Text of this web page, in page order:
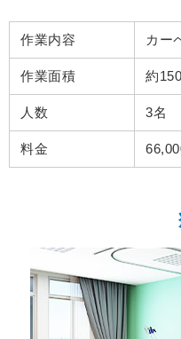
作業内容 カー
作業面積 約
人数 3名
料金